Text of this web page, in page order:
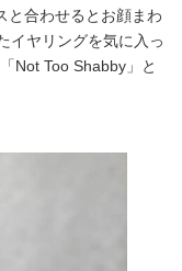
と合わせるとお顔まわ
イヤリングを気に入っ
Not Too Shabby」と